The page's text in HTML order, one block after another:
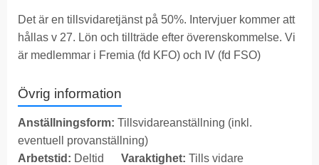
Det är en tillsvidaretjänst på 50%. Intervjuer kommer att
hållas v 27. Lön och tillträde efter överenskommelse. Vi
är medlemmar i Fremia (fd KFO) och IV (fd FSO)
Övrig information
Anställningsform: Tillsvidareanställning (inkl.
eventuell provanställning)
Arbetstid: Deltid Varaktighet: Tills vidare